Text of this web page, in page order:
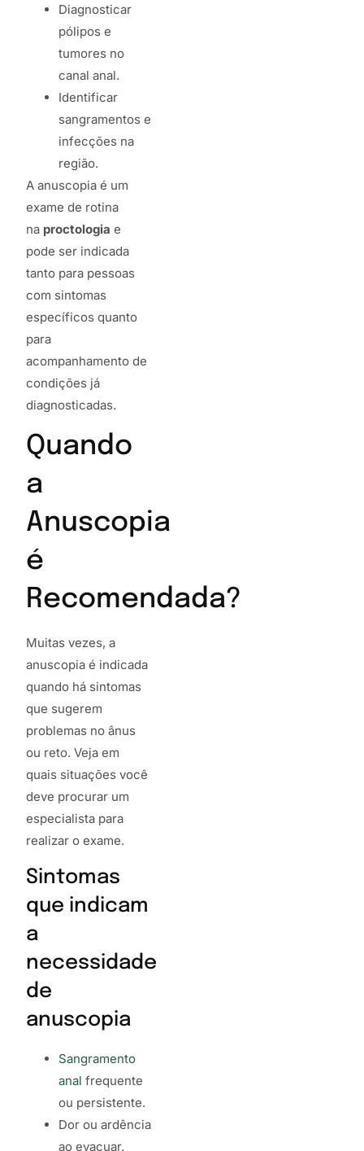
Diagnosticar
pólipos e
tumores no
canal anal.
Identificar
sangramentos e
infecções na
região.
A anuscopia é um
exame de rotina
na proctologia e
pode ser indicada
tanto para pessoas
com sintomas
específicos quanto
para
acompanhamento de
condições já
diagnosticadas.
Quando
a
Anuscopia
é
Recomendada?
Muitas vezes, a
anuscopia é indicada
quando há sintomas
que sugerem
problemas no ânus
ou reto. Veja em
quais situações você
deve procurar um
especialista para
realizar o exame.
Sintomas
que indicam
a
necessidade
de
anuscopia
Sangramento
anal frequente
ou persistente.
Dor ou ardência
ao evacuar.